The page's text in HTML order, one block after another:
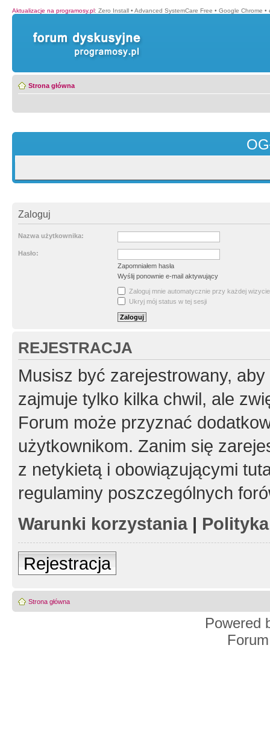
Aktualizacje na programosy.pl: Zero Install • Advanced SystemCare Free • Google Chrome •
Strona główna
Zaloguj
Nazwa użytkownika:
Hasło:
Zapomniałem hasła
Wyślij ponownie e-mail aktywujący
Zaloguj mnie automatycznie przy każdej wizycie
Ukryj mój status w tej sesji
REJESTRACJA
Musisz być zarejestrowany,
zajmuje tylko kilka chwil, ale
Forum może przyznać
użytkownikom. Zanim się
z netykietą i obowiązującymi
regulaminy poszczególnych
Warunki korzystania|
Rejestracja
Strona główna
Powered